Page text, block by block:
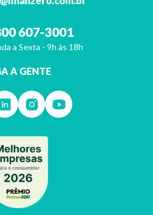
607-3001
a Sexta - 9h às 18h
A GENTE